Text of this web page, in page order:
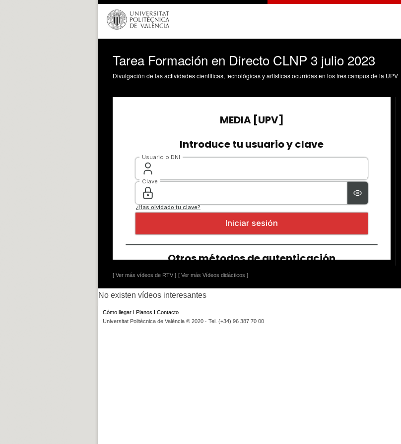
Tarea Formación en Directo CLNP 3 julio 2023
Divulgación de las actividades científicas, tecnológicas y artísticas ocurridas en los tres campus de la UPV
[ Ver más vídeos de RTV ] [ Ver más Vídeos didácticos ]
No existen vídeos interesantes
Cómo llegar I Planos I Contacto
Universitat Politècnica de València © 2020 · Tel. (+34) 96 387 70 00